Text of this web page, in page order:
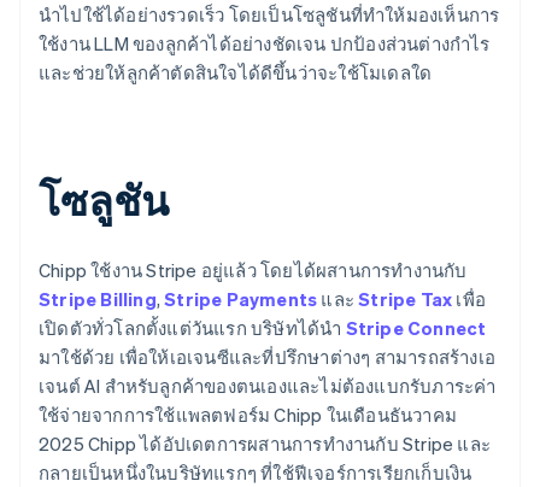
นำไปใช้ได้อย่างรวดเร็ว โดยเป็นโซลูชันที่ทำให้มองเห็นการ
ใช้งาน LLM ของลูกค้าได้อย่างชัดเจน ปกป้องส่วนต่างกำไร
และช่วยให้ลูกค้าตัดสินใจได้ดีขึ้นว่าจะใช้โมเดลใด
โซลูชัน
Chipp ใช้งาน Stripe อยู่แล้ว โดยได้ผสานการทำงานกับ
Stripe Billing,Stripe Payments และStripe Tax เพื่อ
เปิดตัวทั่วโลกตั้งแต่วันแรก บริษัทได้นำ Stripe Connect
มาใช้ด้วย เพื่อให้เอเจนซีและที่ปรึกษาต่างๆ สามารถสร้างเอ
เจนต์ AI สำหรับลูกค้าของตนเองและไม่ต้องแบกรับภาระค่า
ใช้จ่ายจากการใช้แพลตฟอร์ม Chipp ในเดือนธันวาคม
2025 Chipp ได้อัปเดตการผสานการทำงานกับ Stripe และ
กลายเป็นหนึ่งในบริษัทแรกๆ ที่ใช้ฟีเจอร์การเรียกเก็บเงิน